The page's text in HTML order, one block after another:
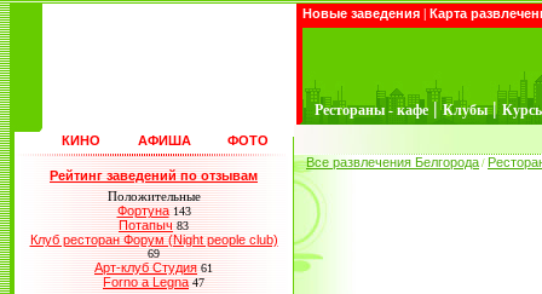
Новые заведения | Карта
Рестораны - кафе | Клубы |
КИНО АФИША ФОТО
Рейтинг заведений по отзывам
Положительные
Фортуна 143
Потапыч 83
Клуб ресторан Форум (Night people club)
69
Арт-клуб Студия 61
Forno a Legna 47
Все развлечения Белгорода /